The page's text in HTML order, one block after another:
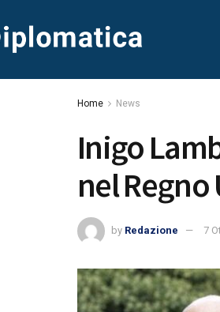
Home News
Inigo
nel
by Redazione 7